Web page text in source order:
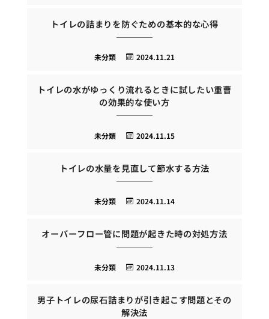
トイレの詰まりを防ぐための基本的な心得
2024.11.21
未分類
トイレの水がゆっくり流れるときに試したい重曹
の効果的な使い方
2024.11.15
未分類
トイレの水量を見直して節水する方法
2024.11.14
未分類
オーバーフロー管に問題が起きた時の対処方法
2024.11.13
未分類
男子トイレの尿石詰まりが引き起こす問題とその
解決法